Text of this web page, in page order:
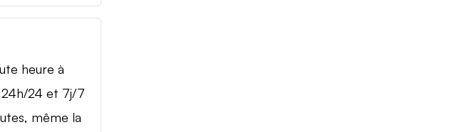
heure à
24 et 7j/7
même la